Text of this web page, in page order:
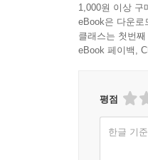
Ⅰ. 들어가며
1. 연구 배경
2. 연구 방법 /
1. 인권의식
2. 집단정체성
3. 이슈 확산 /
지원에 의해
이 책은 소수
김선희 교수,
2021년 12월
대표 저자 전
1,000원 이상 구
eBook은 다운로
클래스는 첫번
eBook 페이백,
평점
한글 기